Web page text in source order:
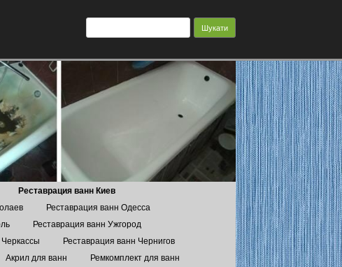
Пошук:
Реставрация ванн Киев
Реставрация ванн Одесса
Реставрация ванн Ужгород
Реставрация ванн Чернигов
Акрил для ванн
Ремкомплект для ванн